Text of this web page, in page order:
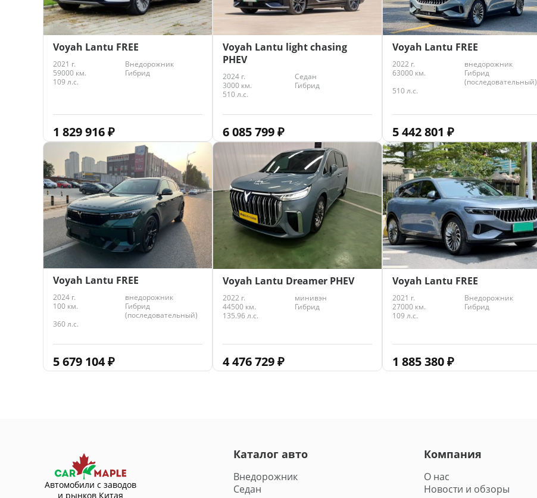
Voyah Lantu FREE
2021 г.
Внедорожник
59000 км.
Гибрид
109 л.с.
1 829 916₽
Voyah Lantu light chasing
PHEV
2024 г.
Седан
3000 км.
Гибрид
510 л.с.
6 085 799₽
Voyah Lantu FREE
2022 г.
внедорожник
63000 км.
Гибрид
(последовательный)
510 л.с.
5 442 801 ₽
Voyah Lantu FREE
2024 г.
внедорожник
100 км.
Гибрид
(последовательный)
360 л.с.
5 679 104₽
Voyah Lantu Dreamer PHEV
2022 г.
минивэн
44500 км.
Гибрид
135.96 л.с.
4 476 729₽
Voyah Lantu FREE
2021 г.
Внедорожник
27000 км.
Гибрид
109 л.с.
1 885 380₽
Автомобили с заводов
и рынков Китая
Каталог авто
Внедорожник
Седан
Компания
О нас
Новости и обзоры